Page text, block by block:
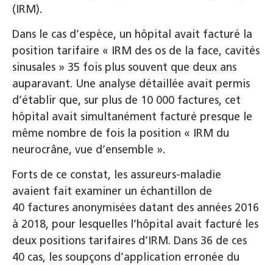
(IRM).
Dans le cas d’espèce, un hôpital avait facturé la
position tarifaire « IRM des os de la face, cavités
sinusales » 35 fois plus souvent que deux ans
auparavant. Une analyse détaillée avait permis
d’établir que, sur plus de 10 000 factures, cet
hôpital avait simultanément facturé presque le
même nombre de fois la position « IRM du
neurocrâne, vue d’ensemble ».
Forts de ce constat, les assureurs-maladie
avaient fait examiner un échantillon de
40 factures anonymisées datant des années 2016
à 2018, pour lesquelles l’hôpital avait facturé les
deux positions tarifaires d’IRM. Dans 36 de ces
40 cas, les soupçons d’application erronée du